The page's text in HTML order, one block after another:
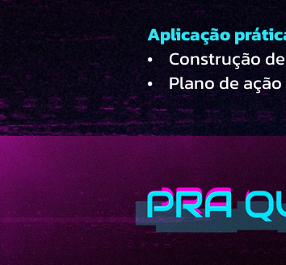
Aplicação
• Construção
• Plano de